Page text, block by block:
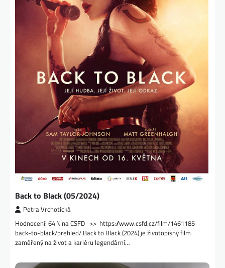
Back to Black (05/2024)
Petra Vrchotická
Hodnocení: 64 % na CSFD ->> https://www.csfd.cz/film/1461185-
back-to-black/prehled/ Back to Black (2024) je životopisný film
zaměřený na život a kariéru legendární…